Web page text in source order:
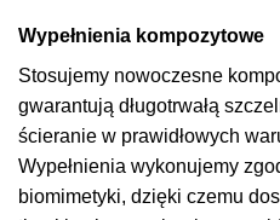
Wypełnienia kompozytowe
Stosujemy nowoczesne
gwarantują długotrwałą
ścieranie w prawidłowych
Wypełnienia wykonujemy
biomimetyki, dzięki czemu